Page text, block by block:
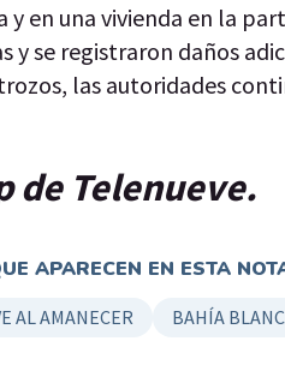
en una vivienda en la
y se registraron daños
las autoridades
de Telenueve.
APARECEN EN ESTA
AL AMANECER BAHÍA